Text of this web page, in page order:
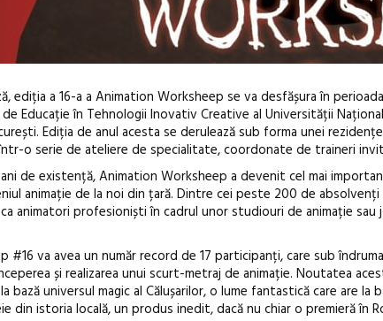
ediția a 16-a a Animation Worksheep se va desfășura în
Educație în Tehnologii Inovativ Creative al Universității
Ediția de anul acesta se derulează sub forma unei
o serie de ateliere de specialitate, coordonate de traineri
ani de existență, Animation Worksheep a devenit cel mai
animație de la noi din țară. Dintre cei peste 200 de
animatori profesioniști în cadrul unor studiouri de animație sau
#16 va avea un număr record de 17 participanți, care sub
și realizarea unui scurt-metraj de animație. Noutatea
bază universul magic al Călușarilor, o lume fantastică care are
din istoria locală, un produs inedit, dacă nu chiar o premieră în